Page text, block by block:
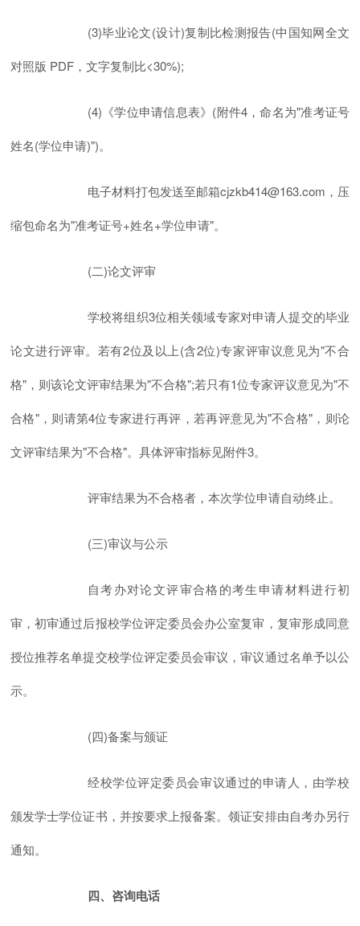
(3)毕业论文(设计)复制比检测报告(中国知网全文
对照版 PDF，文字复制比<30%);
(4)《学位申请信息表》(附件4，命名为"准考证号
姓名(学位申请)")。
电子材料打包发送至邮箱cjzkb414@163.com，压
缩包命名为"准考证号+姓名+学位申请"。
(二)论文评审
学校将组织3位相关领域专家对申请人提交的毕业
论文进行评审。若有2位及以上(含2位)专家评审议意见为"不合
格"，则该论文评审结果为"不合格";若只有1位专家评议意见为"不
合格"，则请第4位专家进行再评，若再评意见为"不合格"，则论
文评审结果为"不合格"。具体评审指标见附件3。
评审结果为不合格者，本次学位申请自动终止。
(三)审议与公示
自考办对论文评审合格的考生申请材料进行初
审，初审通过后报校学位评定委员会办公室复审，复审形成同意
授位推荐名单提交校学位评定委员会审议，审议通过名单予以公
示。
(四)备案与颁证
经校学位评定委员会审议通过的申请人，由学校
颁发学士学位证书，并按要求上报备案。领证安排由自考办另行
通知。
四、咨询电话